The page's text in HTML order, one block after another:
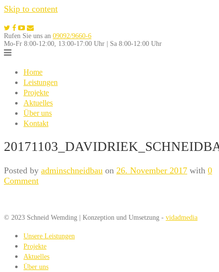
Skip to content
Rufen Sie uns an 09092/9660-6
Mo-Fr 8:00-12:00, 13:00-17:00 Uhr | Sa 8:00-12:00 Uhr
Home
Leistungen
Projekte
Aktuelles
Über uns
Kontakt
Posted by adminschneidbau on 26. November 2017 with 0
Comment
© 2023 Schneid Wemding | Konzeption und Umsetzung - vidadmedia
Unsere Leistungen
Projekte
Aktuelles
Über uns